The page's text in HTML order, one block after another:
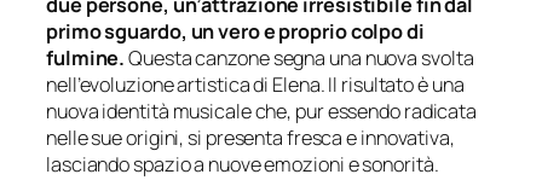
primo sguardo, un vero e proprio colpo di
fulmine.Questa canzone segna una nuova svolta
nell’evoluzione artistica di Elena. Il risultato è una
nuova identità musicale che, pur essendo radicata
nelle sue origini, si presenta fresca e innovativa,
lasciando spazio a nuove emozioni e sonorità.